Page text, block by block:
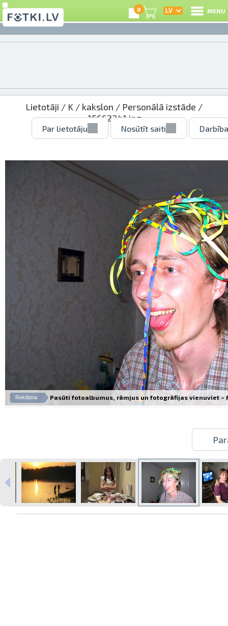
Izdrukas 1h laikā Rīgā – pasūtiet
tiešsaistē
Dažādi formāti un papīra veidi
0 MENU
Lietotāji / K / kakslon / Personālā izstāde /
15662341.jpg
Par lietotāju Nosūtīt saiti
Reklāma Pasūti fotoalbumus, rāmjus un fotogrāfijas vienuviet –